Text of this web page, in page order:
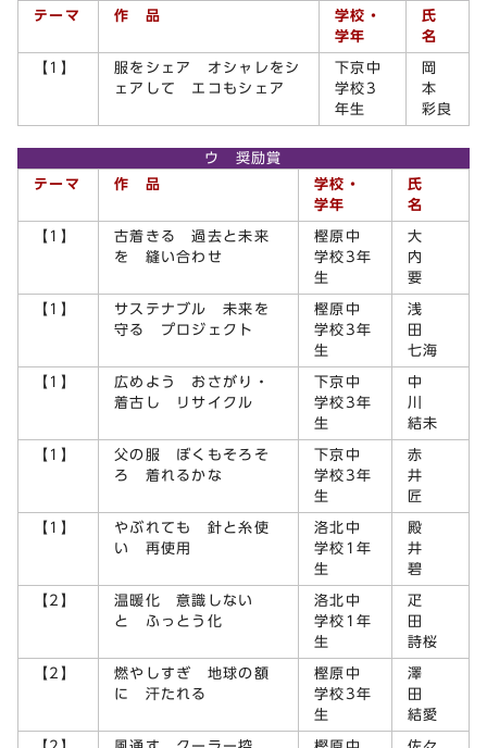
テーマ
作 品
学校・
学年
氏
名
【1】
服をシェア オシャレをシ
ェアして エコもシェア
下京中
学校3
年生
岡
本
彩良
ウ 奨励賞
テーマ
作 品
学校・
学年
氏
名
【1】
古着きる 過去と未来
を 縫い合わせ
樫原中
学校3年
生
大
内
要
【1】
サステナブル 未来を
守る プロジェクト
樫原中
学校3年
生
浅
田
七海
【1】
広めよう おさがり・
着古し リサイクル
下京中
学校3年
生
中
川
結未
【1】
父の服 ぼくもそろそ
ろ 着れるかな
下京中
学校3年
生
赤
井
匠
【1】
やぶれても 針と糸使
い 再使用
洛北中
学校1年
生
殿
井
碧
【2】
温暖化 意識しない
と ふっとう化
洛北中
学校1年
生
疋
田
詩桜
【2】
燃やしすぎ 地球の額
に 汗たれる
樫原中
学校3年
生
澤
田
結愛